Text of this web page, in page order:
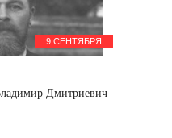
9 СЕНТЯБРЯ
Дмитриевич